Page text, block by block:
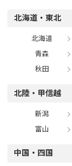
北海道・東北
北海道
青森
秋田
北陸・甲信越
新潟
富山
中国・四国